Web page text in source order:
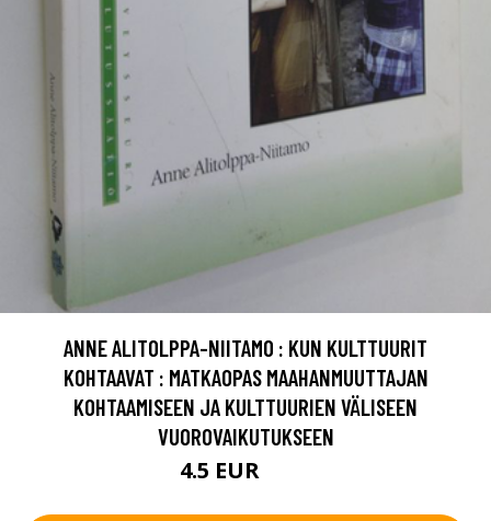
ANNE ALITOLPPA-NIITAMO : KUN KULTTUURIT
KOHTAAVAT : MATKAOPAS MAAHANMUUTTAJAN
KOHTAAMISEEN JA KULTTUURIEN VÄLISEEN
VUOROVAIKUTUKSEEN
4.5 EUR